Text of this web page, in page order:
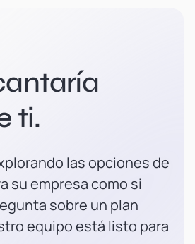
ti.
las opciones de
su empresa como si
sobre un plan
equipo está listo para